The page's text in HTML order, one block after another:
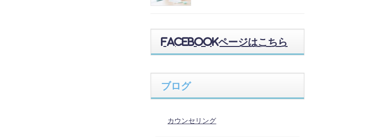
Facebookページはこちら
ブログ
カウンセリング